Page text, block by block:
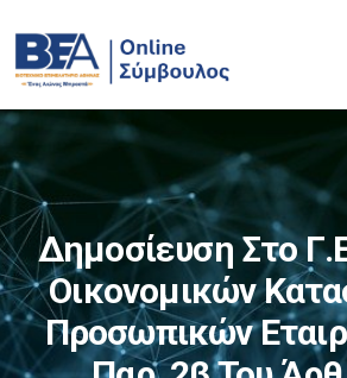
Δημοσίευση Στο
Οικονομικών
Προσωπικών